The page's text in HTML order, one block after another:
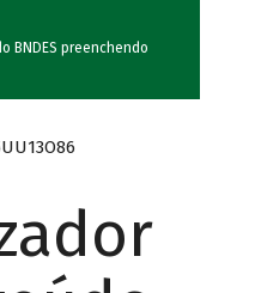
BNDES preenchendo